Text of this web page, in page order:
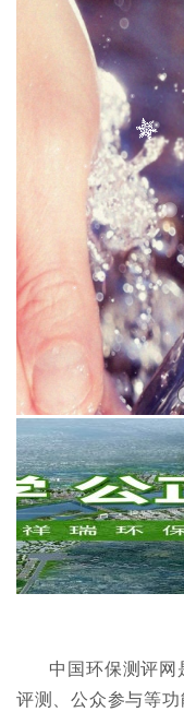
中国环保测评
评测、公众参与等